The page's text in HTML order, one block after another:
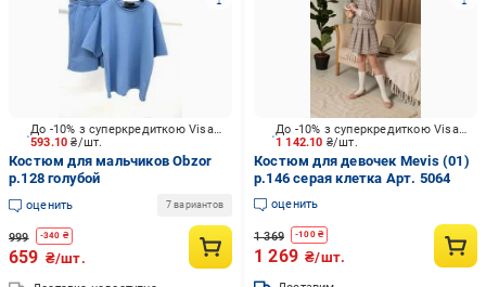
593.10₴/шт.
До -10% з суперкредиткою Visa Вигода
Костюм для мальчиков Obzor
р.128 голубой
оценить 7 вариантов
999 -340 ₴
659 ₴/шт.
1 142.10 ₴/шт.
До -10% з суперкредиткою Visa Вигода
Костюм для девочек Mevis (01)
р.146 серая клетка Арт. 5064
оценить
1 369 -100₴
1 269 ₴/шт.